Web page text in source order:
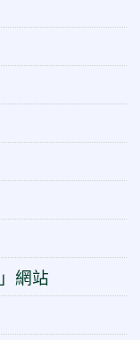
網站